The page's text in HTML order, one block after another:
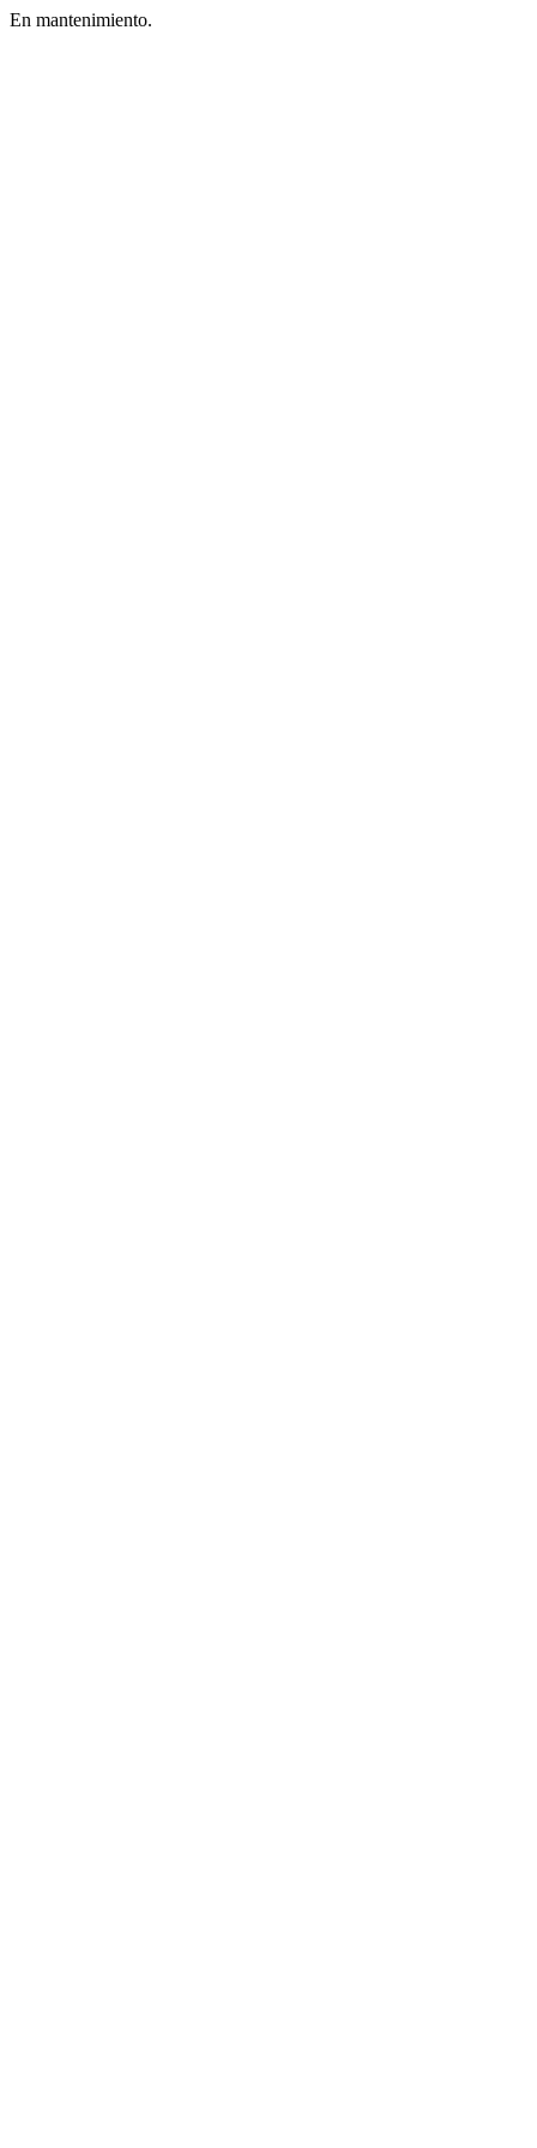
En mantenimiento.